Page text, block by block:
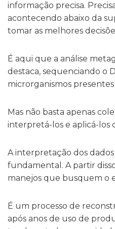
informação precisa.
acontecendo abaixo da
tomar as melhores
É aqui que a análise
destaca, sequenciando o
microrganismos presentes
Mas não basta apenas
interpretá-los e aplicá-los
A interpretação dos
fundamental. A partir
manejos que busquem o
É um processo de
após anos de uso de